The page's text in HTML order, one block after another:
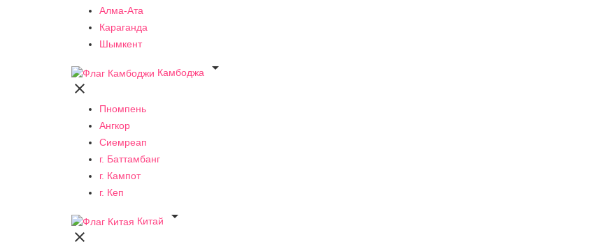
Алма-Ата
Караганда
Шымкент
Камбоджа


Пномпень
Ангкор
Сиемреап
г. Баттамбанг
г. Кампот
г. Кеп
Китай

